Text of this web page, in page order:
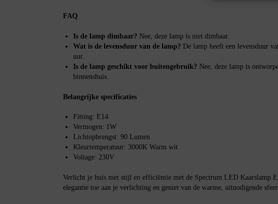
FAQ
Is de lamp dimbaar? Nee, deze lamp is niet dimbaar.
Wat is de levensduur van de lamp? De lamp heeft een levensduur
uur.
Is de lamp geschikt voor buitengebruik? Nee, deze lamp is
binnenshuis.
Belangrijke specificaties
Fitting: E14
Vermogen: 1W
Lichtopbrengst: 90 Lumen
Kleurtemperatuur: 3000K Warm wit
Voltage: 230V
Verlicht je huis met stijl en efficiëntie met de Spectrum LED Kaarslamp
elegantie toe aan je verlichting en geniet van de warme, uitnodigende